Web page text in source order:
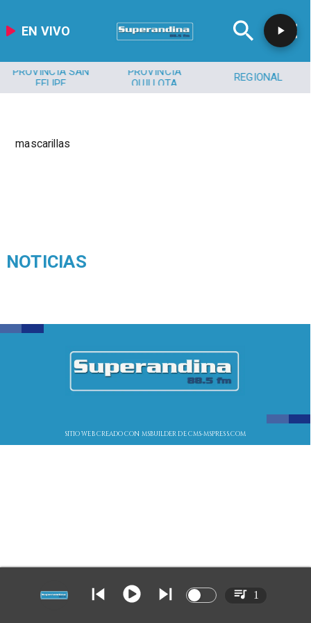
EN VIVO
PROVINCIA SAN
FELIPE
PROVINCIA
QUILLOTA
REGIONAL
mascarillas
NOTICIAS
SITIO WEB CREADO CON MSBUILDER DE CMS-MSPRESS.COM
1